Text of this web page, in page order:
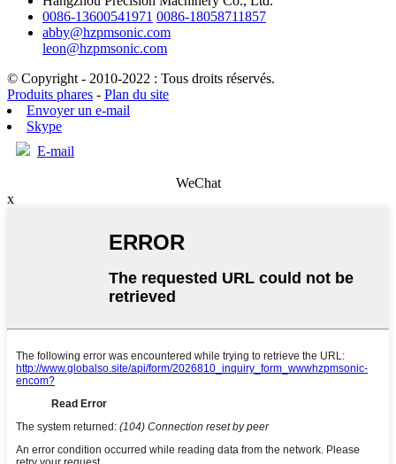
0086-13600541971 0086-18058711857
abby@hzpmsonic.com
leon@hzpmsonic.com
© Copyright - 2010-2022 : Tous droits réservés.
Produits phares - Plan du site
Envoyer un e-mail
Skype
E-mail
WeChat
x